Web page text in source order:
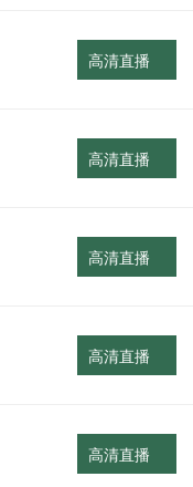
高清直播
高清直播
高清直播
高清直播
高清直播